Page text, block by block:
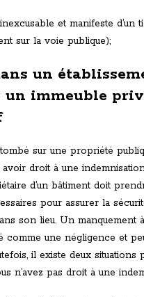
et manifeste d’un
sur la voie publique);
un
un immeuble
sur une propriété
droit à une
d’un bâtiment doit
pour assurer la
son lieu. Un manquement
comme une négligence et
il existe deux situations
n’avez pas droit à une